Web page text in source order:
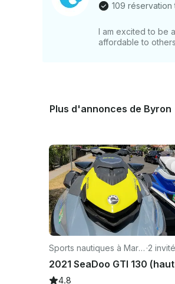
109 réservation
I am excited to be
affordable to
Plus d'annonces de Byron
Sports nautiques à Marin
a Del Rey
·2
4.8